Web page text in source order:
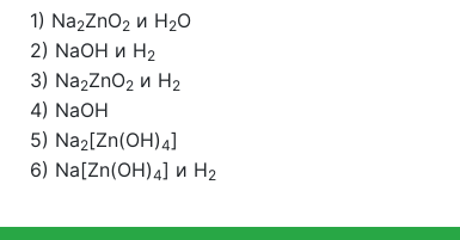
1) Na2ZnO2 и H2O
2) NaOH и H2
3) Na2ZnO2 и H2
4) NaOH
5) Na2[Zn(OH)4]
6) Na[Zn(OH)4] и H2